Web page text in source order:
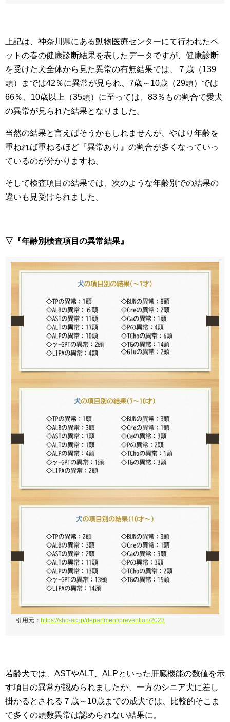
上記は、神奈川県にある動物医療センターにて行われたペ
ットの春の健康診断結果を表したデータですが、健康診断
を受けた犬全体から見た異常の有無結果では、７歳（139
頭）までは42％に異常が見られ、7歳～10歳（29頭）では
66％、10歳以上（35頭）に至っては、83％もの割合で愛犬
の異常が見られた結果となりました。
当然の結果と言えばそうかもしれませんが、やはり年齢を
重ねれば重ねるほど『異常あり』の割合が多くなっていっ
ているのが分かりますね。
そして検査項目の結果では、次のような年齢別での結果の
違いも見受けられました。
▽『年齢別検査項目の異常結果』
引用元： https://sho-ac.jp/department/prevention/2023
若齢犬では、ASTやALT、ALPといった肝臓機能の数値を示
す項目の異常が認められましたが、一方のシニア犬に差し
掛かるとされる７歳～10歳までの成犬では、比較的そこま
で多くの頭数異常は認められない結果に。